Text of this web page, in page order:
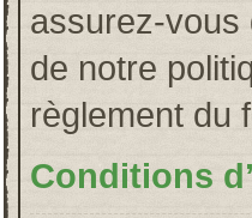
assurez-vous
de notre
règlement du
Conditions